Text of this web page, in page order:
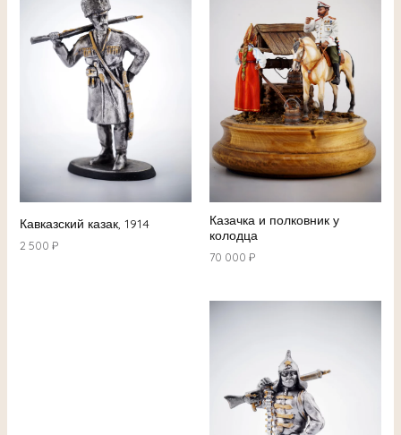
Кавказский казак, 1914
2 500 ₽
Казачка и полковник у
колодца
70 000 ₽